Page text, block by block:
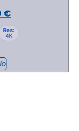
€
Res:
4K